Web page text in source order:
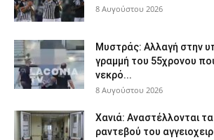
8 Αυγούστου 2026
Μυστράς: Αλλαγή στην
γραμμή του 55χρονου
νεκρό...
8 Αυγούστου 2026
Χανιά: Aναστέλλονται
ραντεβού του